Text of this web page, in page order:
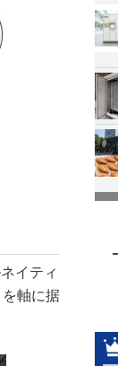
イティ
軸に据